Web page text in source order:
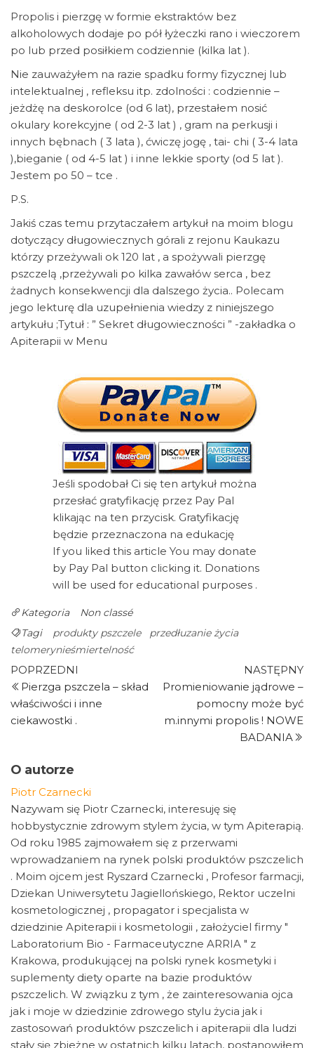
Propolis i pierzgę w formie ekstraktów bez
alkoholowych dodaje po pół łyżeczki rano i wieczorem
po lub przed posiłkiem codziennie (kilka lat ).
Nie zauważyłem na razie spadku formy fizycznej lub
intelektualnej , refleksu itp. zdolności : codziennie –
jeżdżę na deskorolce (od 6 lat), przestałem nosić
okulary korekcyjne ( od 2-3 lat ) , gram na perkusji i
innych bębnach ( 3 lata ), ćwiczę jogę , tai- chi ( 3-4 lata
),bieganie ( od 4-5 lat ) i inne lekkie sporty (od 5 lat ).
Jestem po 50 – tce .
P.S.
Jakiś czas temu przytaczałem artykuł na moim blogu
dotyczący długowiecznych górali z rejonu Kaukazu
którzy przeżywali ok 120 lat , a spożywali pierzgę
pszczelą ,przeżywali po kilka zawałów serca , bez
żadnych konsekwencji dla dalszego życia.. Polecam
jego lekturę dla uzupełnienia wiedzy z niniejszego
artykułu ;Tytuł : ” Sekret długowieczności ” -zakładka o
Apiterapii w Menu
Jeśli spodobał Ci się ten artykuł można
przesłać gratyfikację przez Pay Pal
klikając na ten przycisk. Gratyfikację
będzie przeznaczona na edukację
If you liked this article You may donate
by Pay Pal button clicking it. Donations
will be used for educational purposes .
Kategoria
Non classé
Tagi
produkty pszczele
przedłuzanie życia
telomerynieśmiertelność
Nawigacja
wpisu
Poprzedni
wpis
POPRZEDNI
Pierzga pszczela – skład
właściwości i inne
ciekawostki .
NASTĘPNY
Promieniowanie jądrowe –
pomocny może być
m.innymi propolis ! NOWE
BADANIA
O autorze
Piotr Czarnecki
Nazywam się Piotr Czarnecki, interesuję się
hobbystycznie zdrowym stylem życia, w tym Apiterapią.
Od roku 1985 zajmowałem się z przerwami
wprowadzaniem na rynek polski produktów pszczelich
. Moim ojcem jest Ryszard Czarnecki , Profesor farmacji,
Dziekan Uniwersytetu Jagiellońskiego, Rektor uczelni
kosmetologicznej , propagator i specjalista w
dziedzinie Apiterapii i kosmetologii , założyciel firmy "
Laboratorium Bio - Farmaceutyczne ARRIA " z
Krakowa, produkującej na polski rynek kosmetyki i
suplementy diety oparte na bazie produktów
pszczelich. W związku z tym , że zainteresowania ojca
jak i moje w dziedzinie zdrowego stylu życia jak i
zastosowań produktów pszczelich i apiterapii dla ludzi
stały się zbieżne w ostatnich kilku latach, postanowiłem